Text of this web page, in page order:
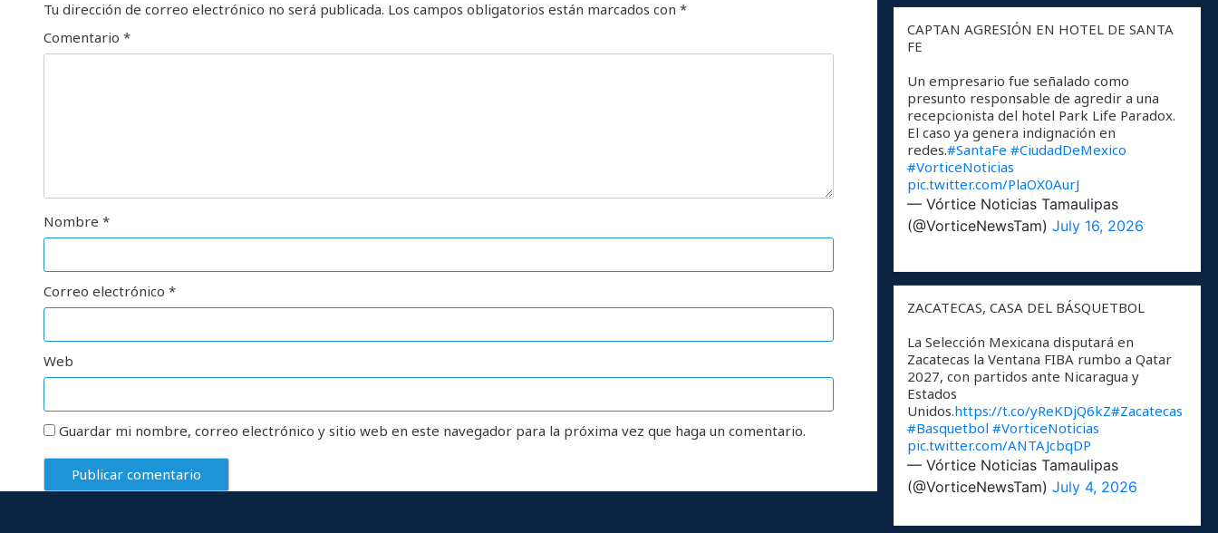
Tu dirección de correo electrónico no será publicada. Los campos obligatorios están marcados con *
Comentario *
Nombre *
Correo electrónico *
Web
Guardar mi nombre, correo electrónico y sitio web en este navegador para la próxima vez que haga un comentario.
CAPTAN AGRESIÓN EN HOTEL DE SANTA
FE
Un empresario fue señalado como
presunto responsable de agredir a una
recepcionista del hotel Park Life Paradox.
El caso ya genera indignación en
redes.#SantaFe #CiudadDeMexico
#VorticeNoticias
pic.twitter.com/PlaOX0AurJ
— Vórtice Noticias Tamaulipas
(@VorticeNewsTam)July 16, 2026
ZACATECAS, CASA DEL BÁSQUETBOL
La Selección Mexicana disputará en
Zacatecas la Ventana FIBA rumbo a Qatar
2027, con partidos ante Nicaragua y
Estados
Unidos.https://t.co/yReKDjQ6kZ#Zacatecas
#Basquetbol #VorticeNoticias
pic.twitter.com/ANTAJcbqDP
— Vórtice Noticias Tamaulipas
(@VorticeNewsTam)July 4, 2026